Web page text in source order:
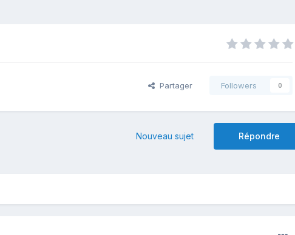
Partager Followers 0
Répondre
Nouveau sujet